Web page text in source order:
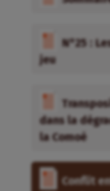
N°25 :
jeu
dans la
la Comoé
Conflit